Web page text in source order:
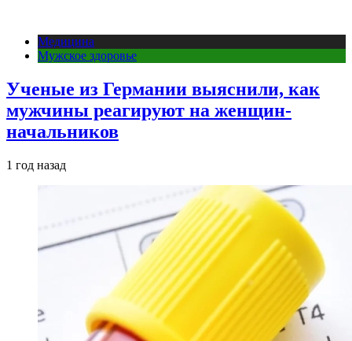
Медицина
Мужское здоровье
Ученые из Германии выяснили, как
мужчины реагируют на женщин-
начальников
1 год назад